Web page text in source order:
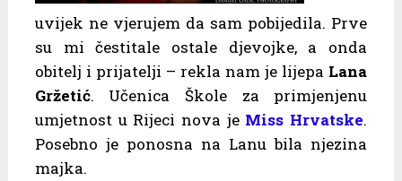
uvijek ne vjerujem da sam pobijedila. Prve
su mi čestitale ostale djevojke, a onda
obitelj i prijatelji – rekla nam je lijepa Lana
Gržetić. Učenica Škole za primjenjenu
umjetnost u Rijeci nova je Miss Hrvatske.
Posebno je ponosna na Lanu bila njezina
majka.